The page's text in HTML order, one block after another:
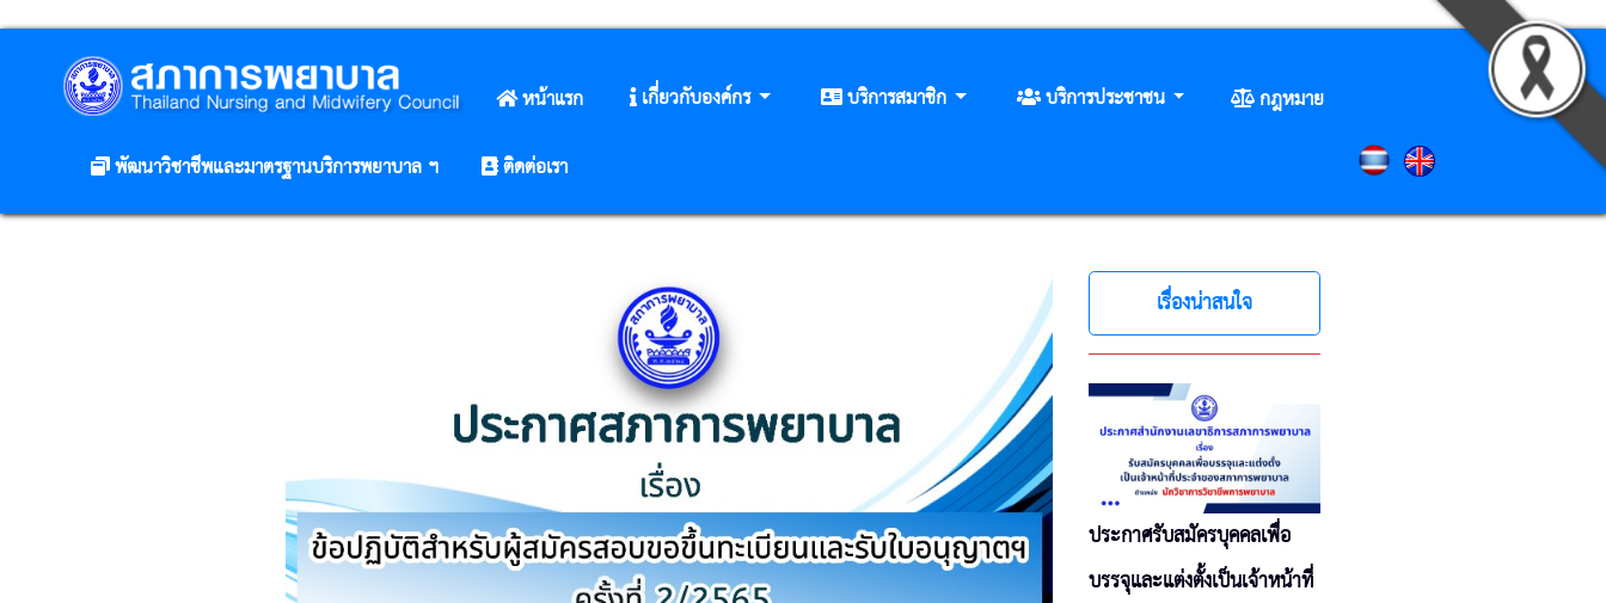
หน้าแรก เกี่ยวกับองค์กร บริการสมาชิก บริการประชาชน
กฎหมาย
พัฒนาวิชาชีพและมาตรฐานบริการพยาบาล ฯ
ติดต่อเรา
เรื่องน่าสนใจ
ประกาศรับสมัครบุคคลเพื่อ
บรรจุและแต่งตั้งเป็นเจ้าหน้าที่